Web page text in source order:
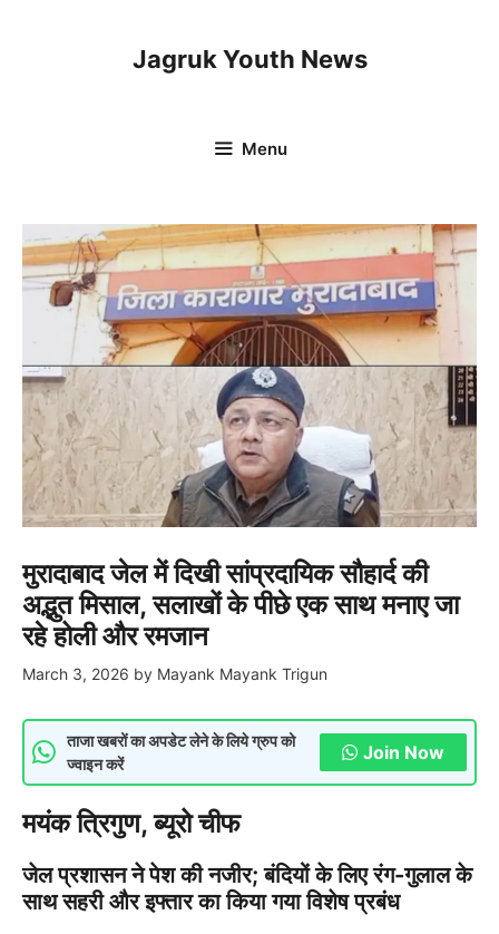
Jagruk Youth News
Menu
मुरादाबाद जेल में दिखी सांप्रदायिक सौहार्द की
अद्भुत मिसाल, सलाखों के पीछे एक साथ मनाए जा
रहे होली और रमजान
March 3, 2026 by Mayank Mayank Trigun
ताजा खबरों का अपडेट लेने के लिये ग्रुप को
ज्वाइन करें
Join Now
मयंक त्रिगुण, ब्यूरो चीफ
जेल प्रशासन ने पेश की नजीर; बंदियों के लिए रंग-गुलाल के
साथ सहरी और इफ्तार का किया गया विशेष प्रबंध